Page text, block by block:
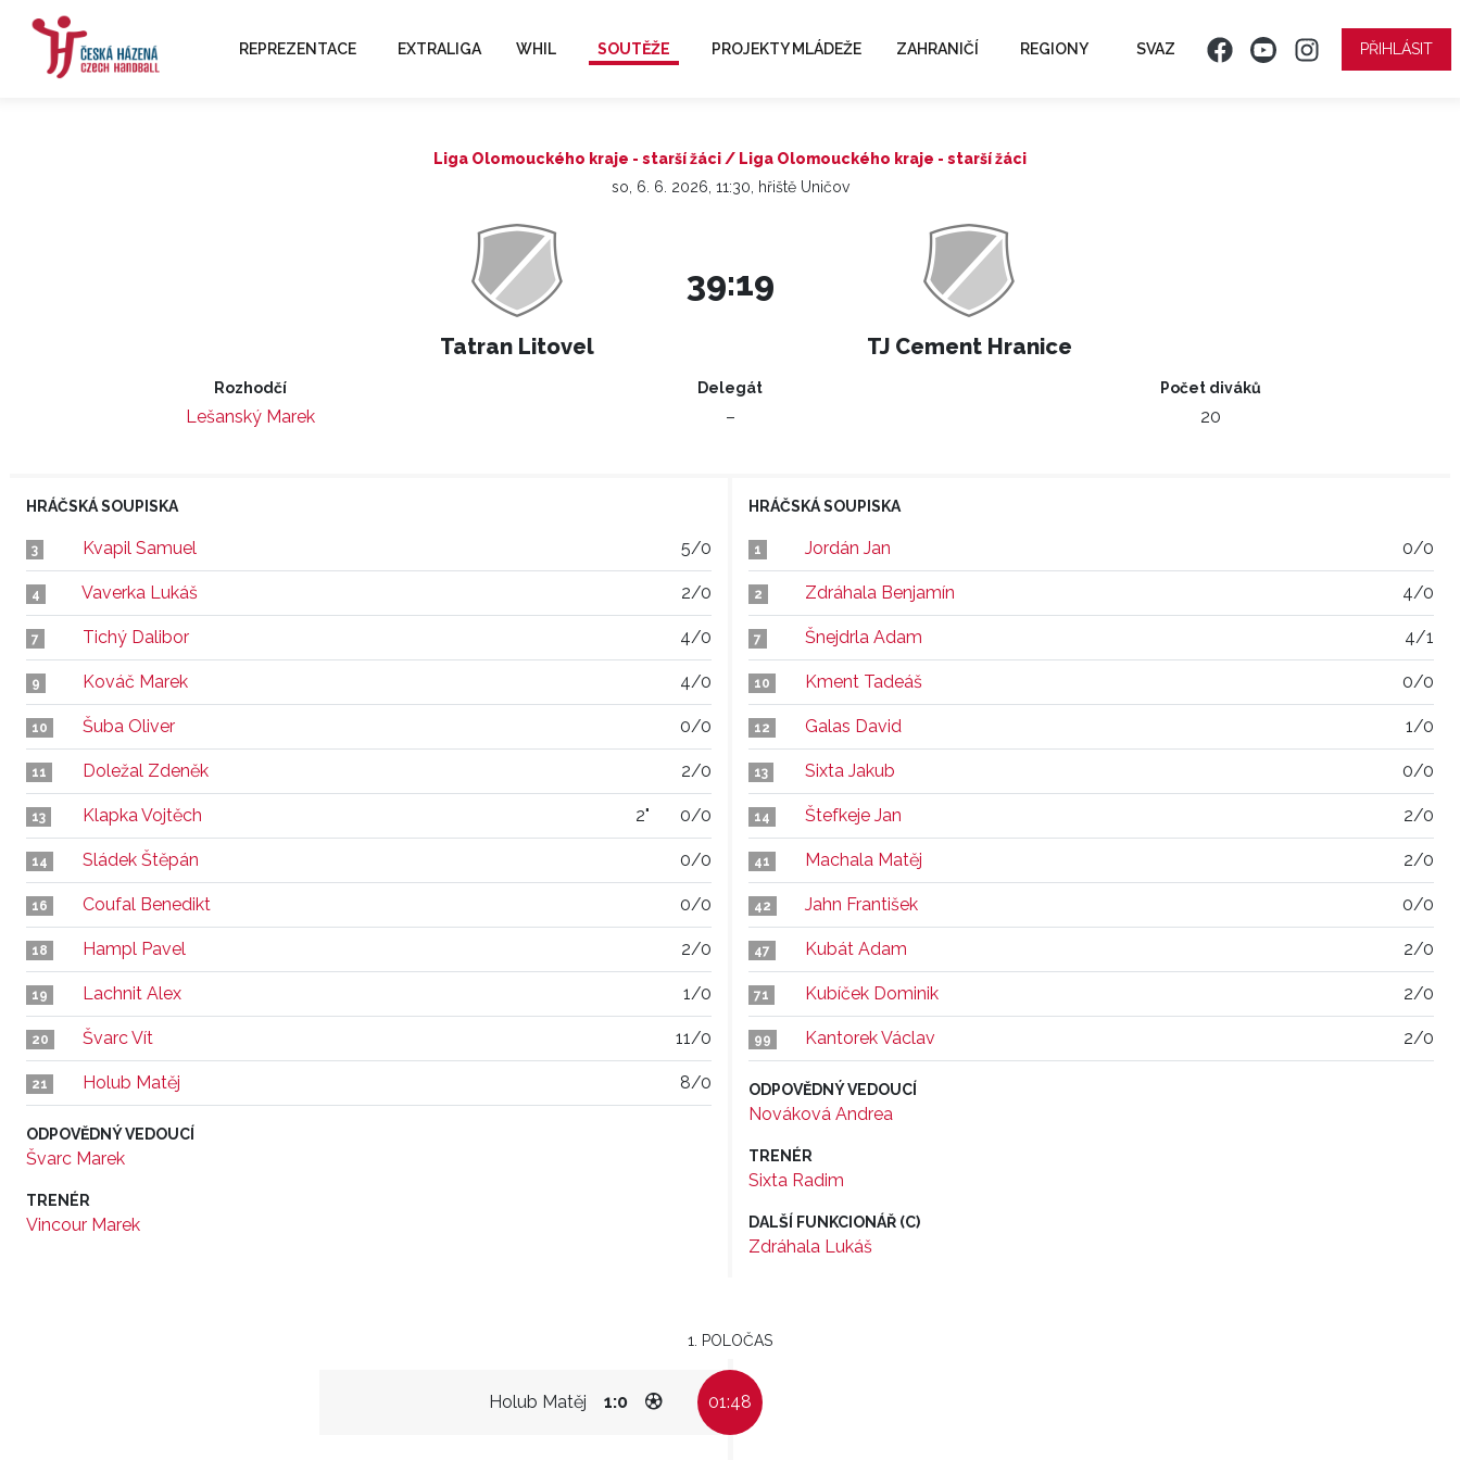
REPREZENTACE EXTRALIGA WHIL SOUTĚŽE PROJEKTY MLÁDEŽE ZAHRANIČÍ REGIONY SVAZ PŘIHLÁSIT
Liga Olomouckého kraje - starší žáci / Liga Olomouckého kraje - starší žáci
so, 6. 6. 2026, 11:30, hřiště Uničov
Tatran Litovel
39:19
TJ Cement Hranice
Rozhodčí
Lešanský Marek
Delegát
–
Počet diváků
20
HRÁČSKÁ SOUPISKA
3 Kvapil Samuel 5/0
4 Vaverka Lukáš 2/0
7 Tichý Dalibor 4/0
9 Kováč Marek 4/0
10 Šuba Oliver 0/0
11 Doležal Zdeněk 2/0
13 Klapka Vojtěch 2" 0/0
14 Sládek Štěpán 0/0
16 Coufal Benedikt 0/0
18 Hampl Pavel 2/0
19 Lachnit Alex 1/0
20 Švarc Vít 11/0
21 Holub Matěj 8/0
ODPOVĚDNÝ VEDOUCÍ
Švarc Marek
TRENÉR
Vincour Marek
HRÁČSKÁ SOUPISKA
1 Jordán Jan 0/0
2 Zdráhala Benjamín 4/0
7 Šnejdrla Adam 4/1
10 Kment Tadeáš 0/0
12 Galas David 1/0
13 Sixta Jakub 0/0
14 Štefkeje Jan 2/0
41 Machala Matěj 2/0
42 Jahn František 0/0
47 Kubát Adam 2/0
71 Kubíček Dominik 2/0
99 Kantorek Václav 2/0
ODPOVĚDNÝ VEDOUCÍ
Nováková Andrea
TRENÉR
Sixta Radim
DALŠÍ FUNKCIONÁŘ (C)
Zdráhala Lukáš
1. POLOČAS
Holub Matěj 1:0 01:48